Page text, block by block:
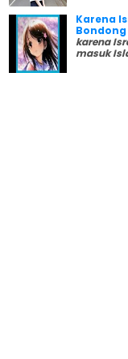
Karena
karena
masuk